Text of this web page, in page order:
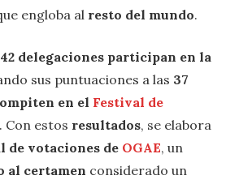
engloba al resto del mundo.
42 delegaciones participan en la
sus puntuaciones a las 37
en el Festival de
. Con estos resultados, se elabora
de votaciones de OGAE, un
al certamen considerado un